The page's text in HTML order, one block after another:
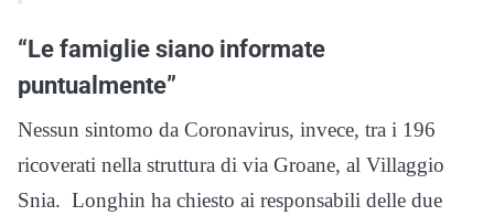
“Le famiglie siano informate
puntualmente”
Nessun sintomo da Coronavirus, invece, tra i 196
ricoverati nella struttura di via Groane, al Villaggio
Snia. Longhin ha chiesto ai responsabili delle due